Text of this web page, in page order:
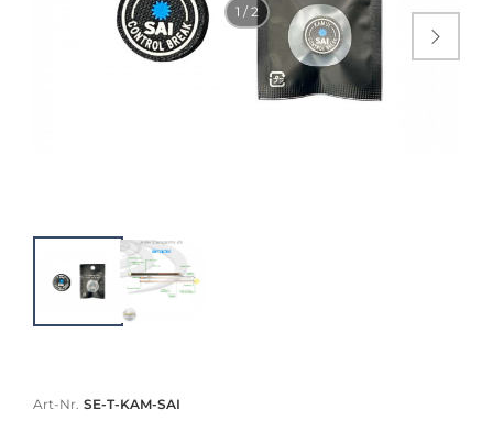

Art-Nr. SE-T-KAM-SAI